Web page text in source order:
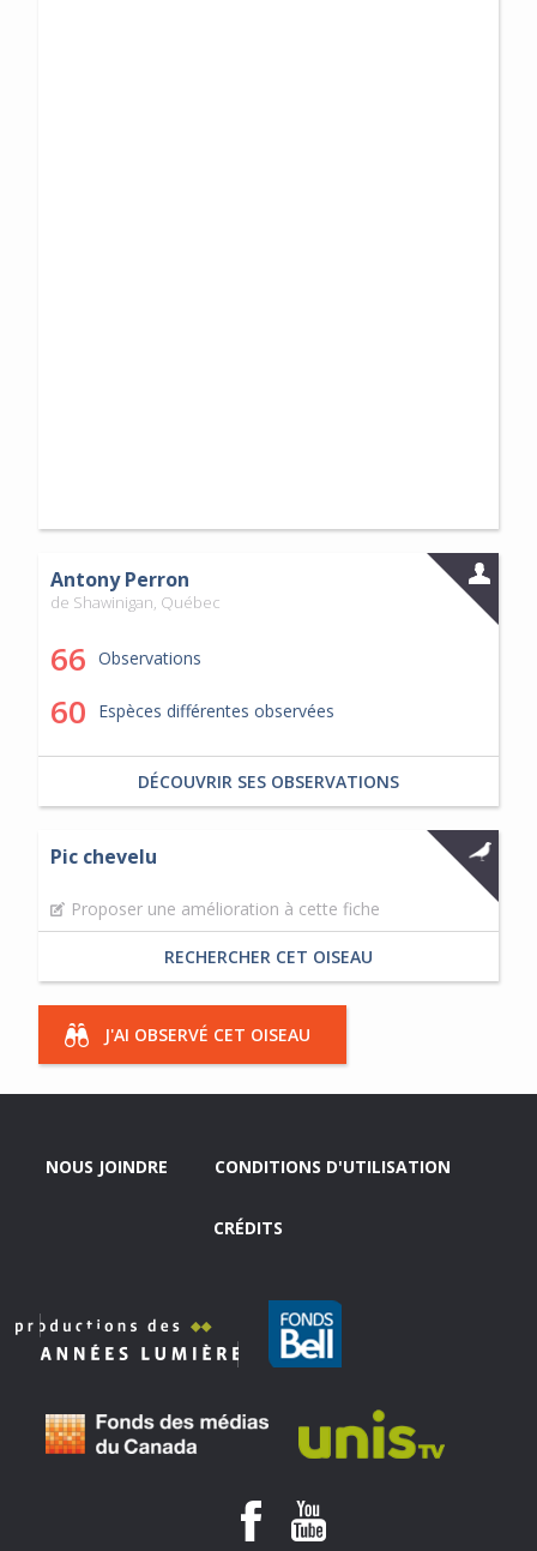
Antony Perron
de Shawinigan, Québec
66 Observations
60 Espèces différentes observées
DÉCOUVRIR SES OBSERVATIONS
Pic chevelu
Proposer une amélioration à cette fiche
RECHERCHER CET OISEAU
J'AI OBSERVÉ CET OISEAU
NOUS JOINDRE CONDITIONS D'UTILISATION
CRÉDITS